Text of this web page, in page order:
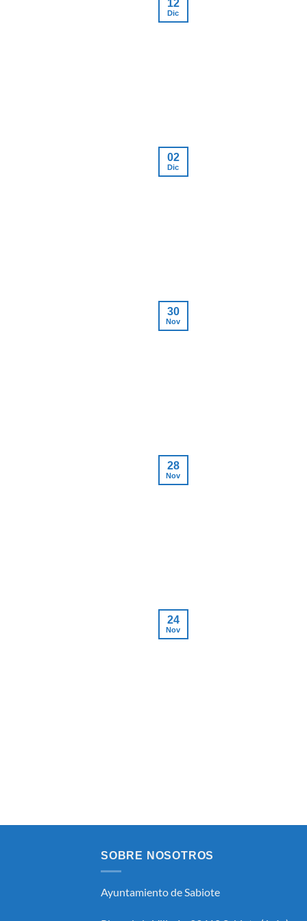
12
Dic
02
Dic
30
Nov
28
Nov
24
Nov
SOBRE NOSOTROS
Ayuntamiento de Sabiote